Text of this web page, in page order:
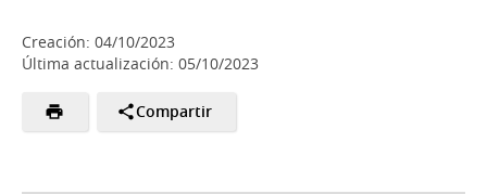
Creación: 04/10/2023
Última actualización: 05/10/2023
Compartir